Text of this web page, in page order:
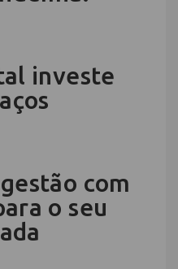
investe
com
o seu